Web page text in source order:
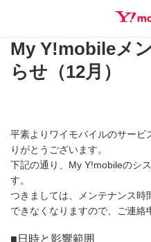
SEARCH
My Y!mobileメ
らせ（12月）
平素よりワイモバイルのサービ
りがとうございます。
下記の通り、My Y!mobileのシ
す。
つきましては、メンテナンス
できなくなりますので、ご連絡
■日時と影響範囲